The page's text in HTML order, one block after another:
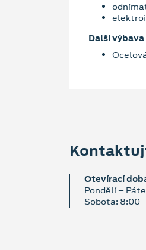
Další výbava
Otevírací
Pondělí –
Sobota: 8:00